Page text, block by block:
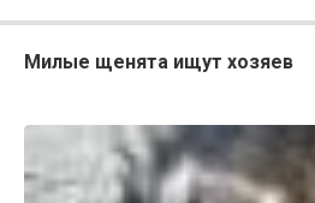
Милые щенята ищут хозяев